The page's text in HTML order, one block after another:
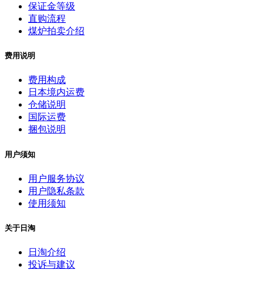
保证金等级
直购流程
煤炉拍卖介绍
费用说明
费用构成
日本境内运费
仓储说明
国际运费
捆包说明
用户须知
用户服务协议
用户隐私条款
使用须知
关于日淘
日淘介绍
投诉与建议